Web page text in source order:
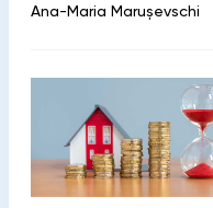
Ana-Maria Marușevschi